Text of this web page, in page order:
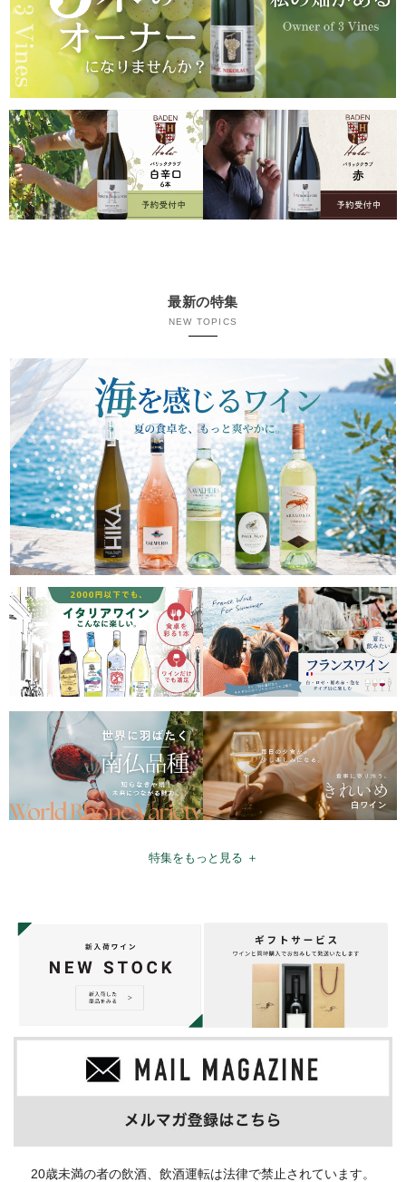
最新の特集
NEW TOPICS
特集をもっと見る ＋
20歳未満の者の飲酒、飲酒運転は法律で禁止されています。